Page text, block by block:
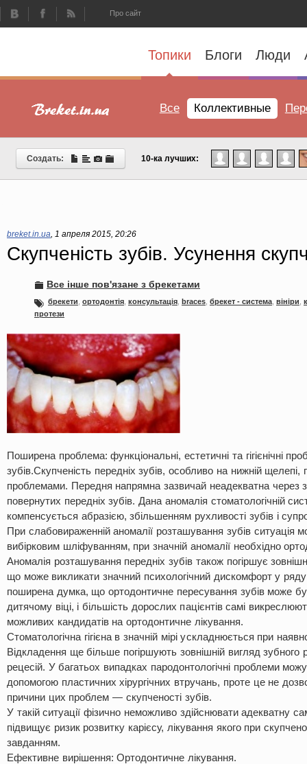
Про сайт
Топики Блоги Люди
Все Коллективные
Создать: 10-ка лучших:
breket.in.ua, 1 апреля 2015, 20:26
Скупченість зубів. Усунення
Все інше пов'язане з брекетами
брекети ортодонтія консультація braces брекет - система вініри
протези
Поширена проблема: функціональні, естетичні та гігієнічні
зубів.Скупченість передніх зубів, особливо на нижній щелепі,
проблемами. Передня напрямна зазвичай неадекватна через
повернутих передніх зубів. Дана аномалія стоматологічній
компенсується абразією, збільшенням рухливості зубів і
При слабовираженній аномалії розташування зубів ситуація
вибірковим шліфуванням, при значній аномалії необхідно
Аномалія розташування передніх зубів також погіршує
що може викликати значний психологічний дискомфорт у ряду
поширена думка, що ортодонтичне пересування зубів може
дитячому віці, і більшість дорослих пацієнтів самі
можливих кандидатів на ортодонтичне лікування.
Стоматологічна гігієна в значній мірі ускладнюється при
Відкладення ще більше погіршують зовнішній вигляд зубного
рецесій. У багатьох випадках пародонтологічні проблеми
допомогою пластичних хірургічних втручань, проте це не
причини цих проблем — скупченості зубів.
У такій ситуації фізично неможливо здійснювати адекватну
підвищує ризик розвитку карієсу, лікування якого при
завданням.
Ефективне вирішення: Ортодонтичне лікування.